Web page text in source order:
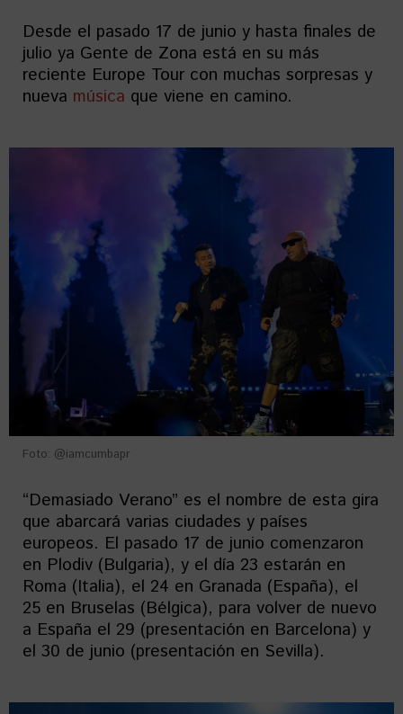
Desde el pasado 17 de junio y hasta finales de
julio ya Gente de Zona está en su más
reciente Europe Tour con muchas sorpresas y
nueva música que viene en camino.
Foto: @iamcumbapr
“Demasiado Verano” es el nombre de esta gira
que abarcará varias ciudades y países
europeos. El pasado 17 de junio comenzaron
en Plodiv (Bulgaria), y el día 23 estarán en
Roma (Italia), el 24 en Granada (España), el
25 en Bruselas (Bélgica), para volver de nuevo
a España el 29 (presentación en Barcelona) y
el 30 de junio (presentación en Sevilla).